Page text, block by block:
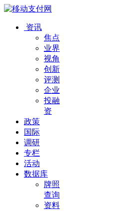
资讯
焦点
业界
视角
创新
评测
企业
投融
资
政策
国际
调研
专栏
活动
数据库
牌照
查询
资料